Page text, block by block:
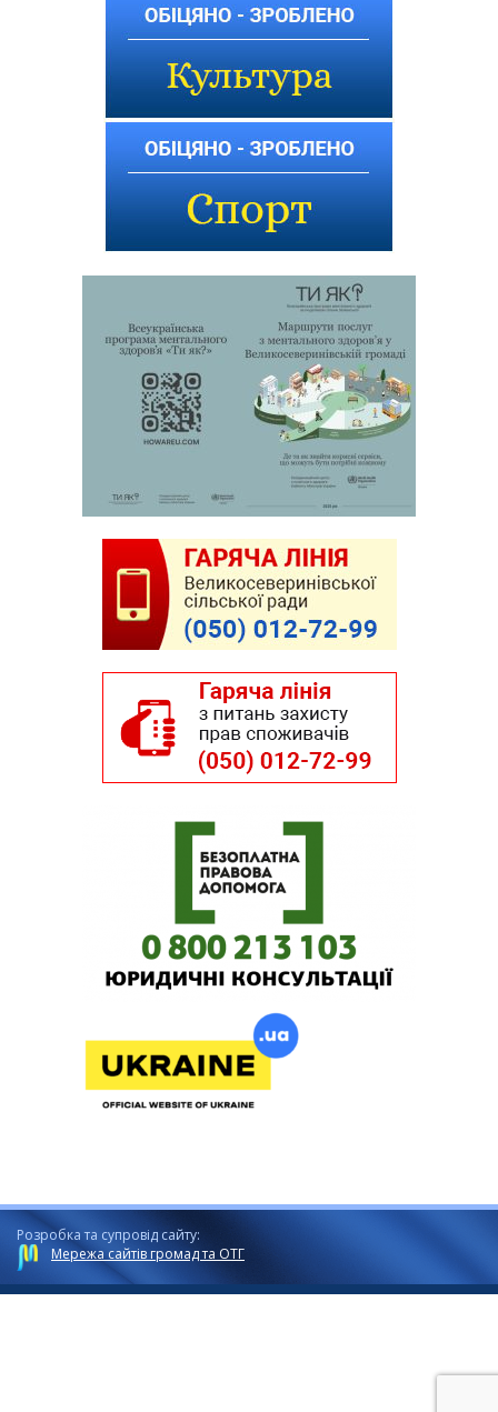
Розробка та супровід сайту:
Мережа сайтів громад та ОТГ